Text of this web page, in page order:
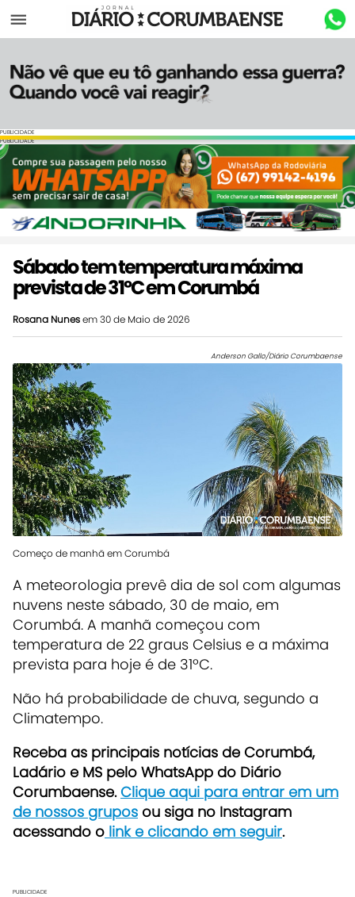
Menu
PUBLICIDADE
PUBLICIDADE
Sábado tem temperatura máxima
prevista de 31ºC em Corumbá
Rosana Nunesem 30 de Maio de 2026
Anderson Gallo/Diário Corumbaense
Começo de manhã em Corumbá
A meteorologia prevê dia de sol com algumas
nuvens neste sábado, 30 de maio, em
Corumbá. A manhã começou com
temperatura de 22 graus Celsius e a máxima
prevista para hoje é de 31ºC.
Não há probabilidade de chuva, segundo a
Climatempo.
Receba as principais notícias de Corumbá,
Ladário e MS pelo WhatsApp do Diário
Corumbaense.Clique aqui para entrar em um
de nossos grupos ou siga no Instagram
acessando o link e clicando em seguir.
PUBLICIDADE